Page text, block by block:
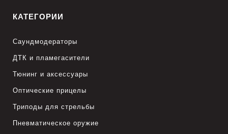
КАТЕГОРИИ
Саундмодераторы
ДТК и пламегасители
Тюнинг и аксессуары
Оптические прицелы
Триподы для стрельбы
Пневматическое оружие